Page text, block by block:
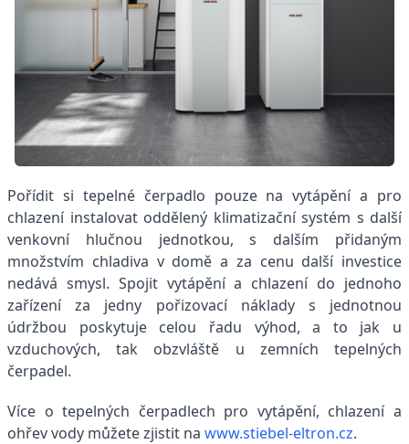
Pořídit si tepelné čerpadlo pouze na vytápění a pro
chlazení instalovat oddělený klimatizační systém s další
venkovní hlučnou jednotkou, s dalším přidaným
množstvím chladiva v domě a za cenu další investice
nedává smysl. Spojit vytápění a chlazení do jednoho
zařízení za jedny pořizovací náklady s jednotnou
údržbou poskytuje celou řadu výhod, a to jak u
vzduchových, tak obzvláště u zemních tepelných
čerpadel.
Více o tepelných čerpadlech pro vytápění, chlazení a
ohřev vody můžete zjistit na www.stiebel-eltron.cz.